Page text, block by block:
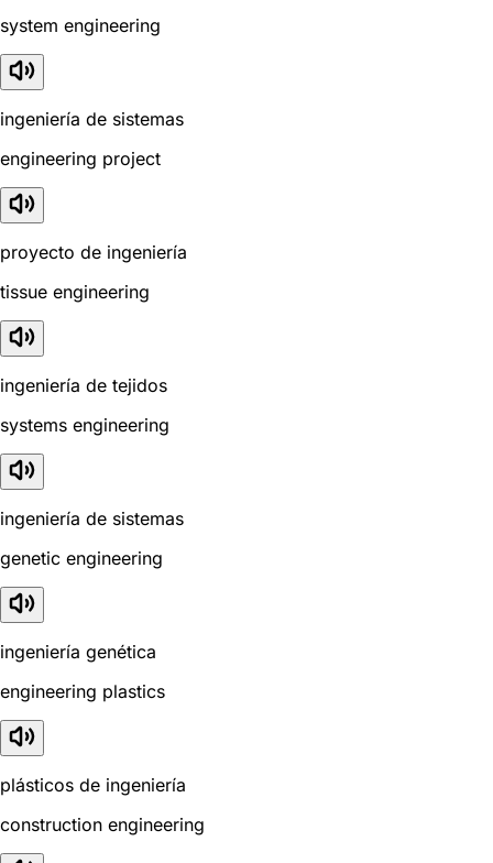
system engineering
ingeniería de sistemas
engineering project
proyecto de ingeniería
tissue engineering
ingeniería de tejidos
systems engineering
ingeniería de sistemas
genetic engineering
ingeniería genética
engineering plastics
plásticos de ingeniería
construction engineering